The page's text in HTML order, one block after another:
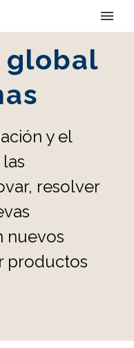
global
y el
resolver
nuevos
productos